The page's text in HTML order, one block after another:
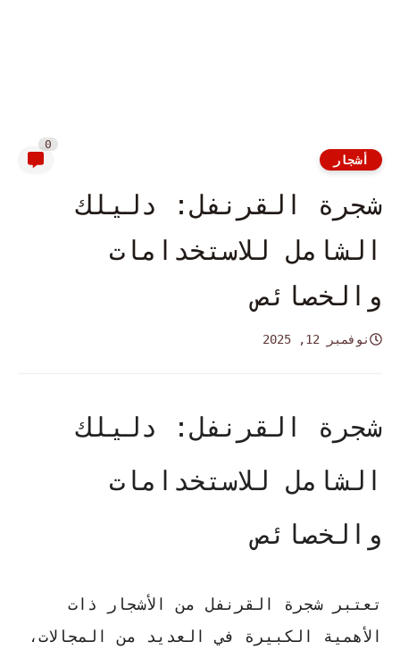
أشجار
0
شجرة القرنفل: دليلك
الشامل للاستخدامات
والخصائص
نوفمبر 12, 2025
شجرة القرنفل: دليلك
الشامل للاستخدامات
والخصائص
تعتبر شجرة القرنفل من الأشجار ذات
الأهمية الكبيرة في العديد من المجالات،